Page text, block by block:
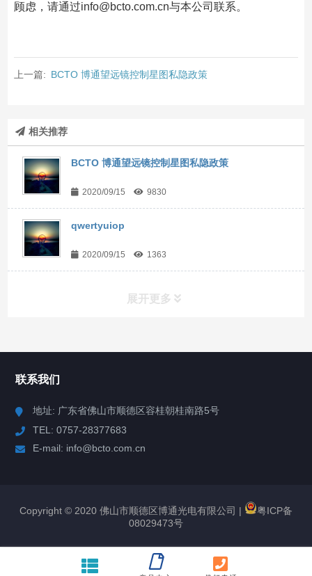
顾虑，请通过info@bcto.com.cn与本公司联系。
上一篇: BCTO 博通望远镜控制星图私隐政策
相关推荐
BCTO 博通望远镜控制星图私隐政策
2020/09/15 9830
qwertyuiop
2020/09/15 1363
展开更多
DS-20090DI 天文望远镜
DS-2102MAK 天文望远镜
联系我们
地址: 广东省佛山市顺德区容桂朝桂南路5号
TEL: 0757-28377683
E-mail: info@bcto.com.cn
Copyright © 2020 佛山市顺德区博通光电有限公司 |
粤ICP备
08029473号